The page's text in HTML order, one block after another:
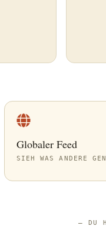
Globaler Feed
SIEH WAS ANDERE
— DU